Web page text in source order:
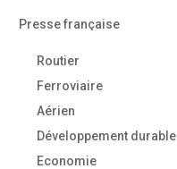
Presse française
Routier
Ferroviaire
Aérien
Développement durable
Economie